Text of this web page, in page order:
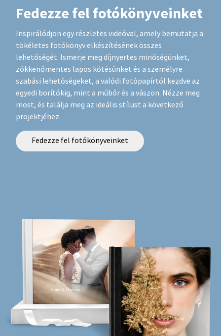
Fedezze fel fotókönyveinket
Inspirálódjon egy részletes videóval, amely bemutatja a
tökéletes fotókönyv elkészítésének összes
lehetőségét. Ismerje meg díjnyertes minőségünket,
zökkenőmentes lapos kötésünket és a személyre
szabási lehetőségeket, a valódi fotópapírtól kezdve az
egyedi borítókig, mint a műbőr és a vászon. Nézze meg
most, és találja meg az ideális stílust a következő
projektjéhez.
Fedezze fel fotókönyveinket